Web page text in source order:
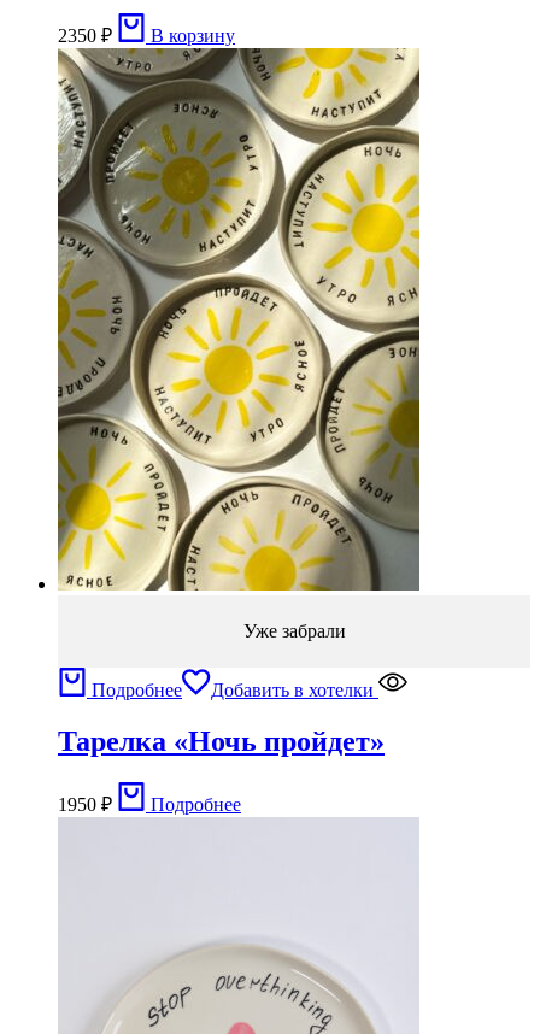
2350 ₽ В корзину
Уже забрали
Подробнее Добавить в хотелки
Тарелка «Ночь пройдет»
1950 ₽ Подробнее